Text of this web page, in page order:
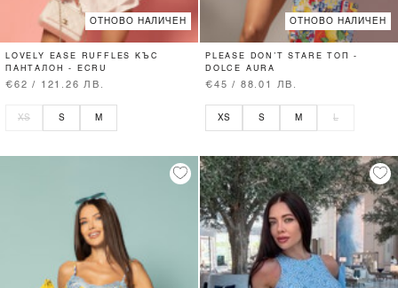
ОТНОВО НАЛИЧЕН
LOVELY EASE RUFFLES КЪС
ПАНТАЛОН - ECRU
€62 / 121.26 ЛВ.
XS S M
ОТНОВО НАЛИЧЕН
PLEASE DON’T STARE ТОП -
DOLCE AURA
€45 / 88.01 ЛВ.
XS S M L